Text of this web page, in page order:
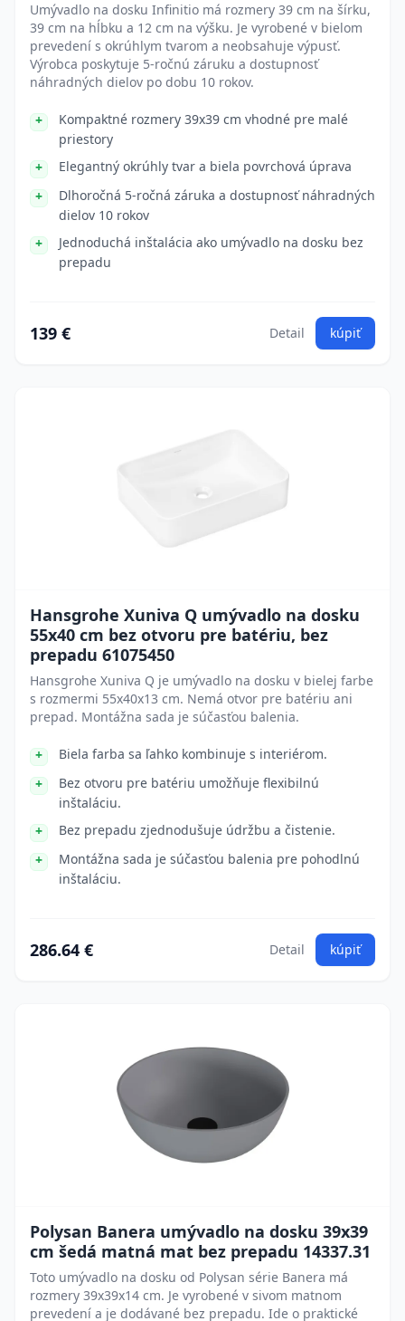
Umývadlo na dosku Infinitio má rozmery 39 cm na šírku,
39 cm na hĺbku a 12 cm na výšku. Je vyrobené v bielom
prevedení s okrúhlym tvarom a neobsahuje výpusť.
Výrobca poskytuje 5-ročnú záruku a dostupnosť
náhradných dielov po dobu 10 rokov.
Kompaktné rozmery 39x39 cm vhodné pre malé
priestory
Elegantný okrúhly tvar a biela povrchová úprava
Dlhoročná 5-ročná záruka a dostupnosť náhradných
dielov 10 rokov
Jednoduchá inštalácia ako umývadlo na dosku bez
prepadu
139 € Detail kúpiť
Hansgrohe Xuniva Q umývadlo na dosku
55x40 cm bez otvoru pre batériu, bez
prepadu 61075450
Hansgrohe Xuniva Q je umývadlo na dosku v bielej farbe
s rozmermi 55x40x13 cm. Nemá otvor pre batériu ani
prepad. Montážna sada je súčasťou balenia.
Biela farba sa ľahko kombinuje s interiérom.
Bez otvoru pre batériu umožňuje flexibilnú
inštaláciu.
Bez prepadu zjednodušuje údržbu a čistenie.
Montážna sada je súčasťou balenia pre pohodlnú
inštaláciu.
286.64 € Detail kúpiť
Polysan Banera umývadlo na dosku 39x39
cm šedá matná mat bez prepadu 14337.31
Toto umývadlo na dosku od Polysan série Banera má
rozmery 39x39x14 cm. Je vyrobené v sivom matnom
prevedení a je dodávané bez prepadu. Ide o praktické